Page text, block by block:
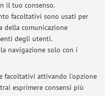
il tuo consenso.
facoltativi sono usati per
della comunicazione
degli utenti.
navigazione solo con i
facoltativi attivando l'opzione
esprimere consensi più
via email, presso il
oppure via Teams.
ore 10-11 (tramite